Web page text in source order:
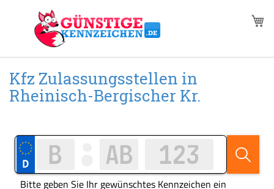
springen
Kfz Zulassungsstellen in
Rheinisch-Bergischer Kr.